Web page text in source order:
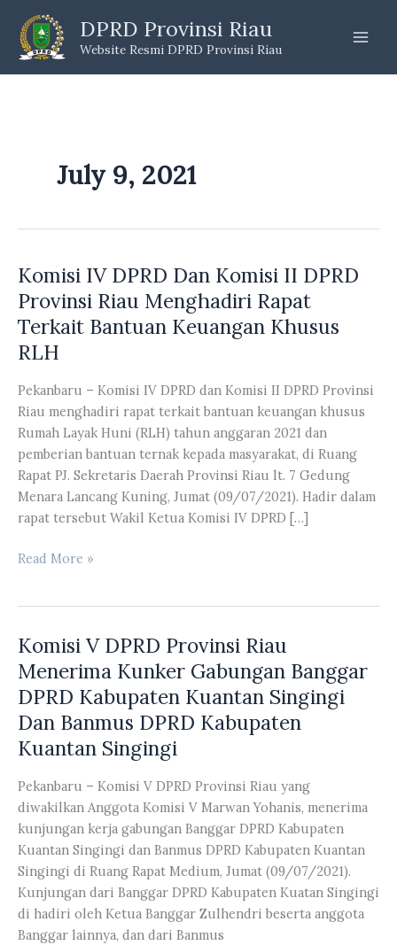
content
DPRD Provinsi Riau
Website Resmi DPRD Provinsi Riau
July 9, 2021
Komisi IV DPRD Dan Komisi II DPRD
Provinsi Riau Menghadiri Rapat
Terkait Bantuan Keuangan Khusus
RLH
Pekanbaru – Komisi IV DPRD dan Komisi II DPRD Provinsi
Riau menghadiri rapat terkait bantuan keuangan khusus
Rumah Layak Huni (RLH) tahun anggaran 2021 dan
pemberian bantuan ternak kepada masyarakat, di Ruang
Rapat PJ. Sekretaris Daerah Provinsi Riau lt. 7 Gedung
Menara Lancang Kuning, Jumat (09/07/2021). Hadir dalam
rapat tersebut Wakil Ketua Komisi IV DPRD […]
Komisi
Komisi
II
Provinsi
Riau
Menghadiri
Terkait
Bantuan
Keuangan
Khusus
RLH
Read More »
Komisi V DPRD Provinsi Riau
Menerima Kunker Gabungan Banggar
DPRD Kabupaten Kuantan Singingi
Dan Banmus DPRD Kabupaten
Kuantan Singingi
Pekanbaru – Komisi V DPRD Provinsi Riau yang
diwakilkan Anggota Komisi V Marwan Yohanis, menerima
kunjungan kerja gabungan Banggar DPRD Kabupaten
Kuantan Singingi dan Banmus DPRD Kabupaten Kuantan
Singingi di Ruang Rapat Medium, Jumat (09/07/2021).
Kunjungan dari Banggar DPRD Kabupaten Kuatan Singingi
di hadiri oleh Ketua Banggar Zulhendri beserta anggota
Banggar lainnya, dan dari Banmus